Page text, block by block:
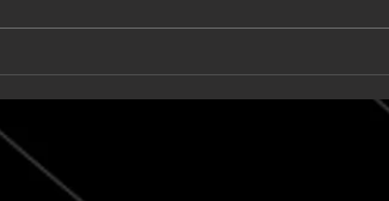
Babe Rainbow extiende
una suite de seis minutos
en “Acid and Honey”